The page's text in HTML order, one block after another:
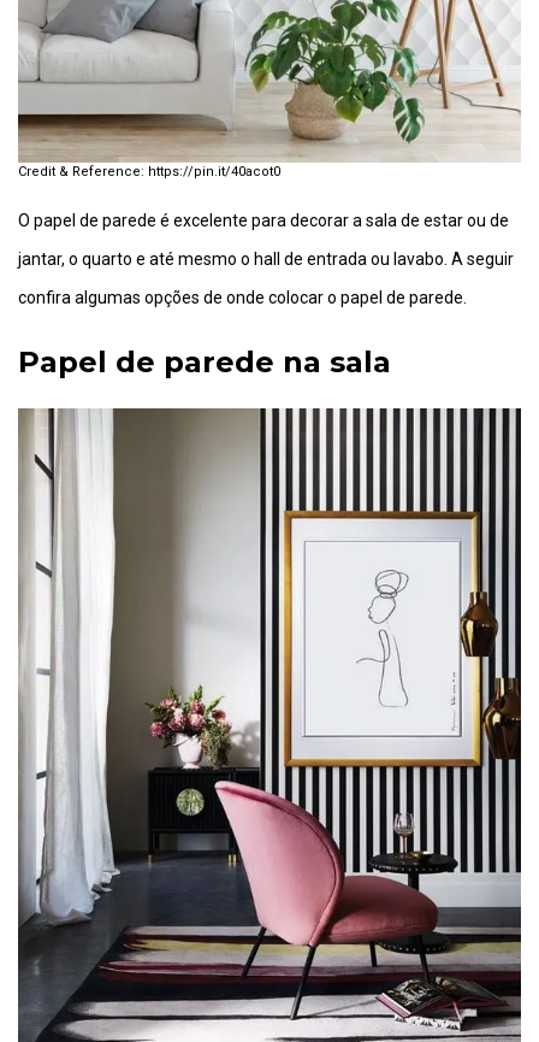
https://pin.it/40acot0
O papel de parede é excelente para decorar a sala de estar ou de
jantar, o quarto e até mesmo o hall de entrada ou lavabo. A seguir
confira algumas opções de onde colocar o papel de parede.
Papel de parede na sala